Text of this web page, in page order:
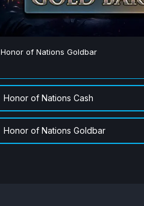
Honor of Nations Goldbar
Honor of Nations Cash
Honor of Nations Goldbar